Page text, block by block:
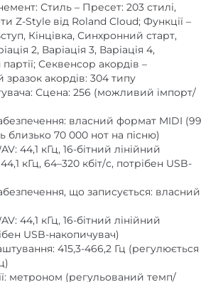
Стиль – Пресет: 203 стилі,
Z-Style від Roland Cloud; Функції –
Кінцівка, Синхронний старт,
2, Варіація 3, Варіація 4,
Секвенсор акордів –
зразок акордів: 304 типу
Сцена: 256 (можливий імпорт/
власний формат MIDI (99
близько 70 000 нот на пісню)
44,1 кГц, 16-бітний лінійний
кГц, 64–320 кбіт/с, потрібен USB-
що записується: власний
44,1 кГц, 16-бітний лінійний
USB-накопичувач)
415,3-466,2 Гц (регулюється
метроном (регульований темп/